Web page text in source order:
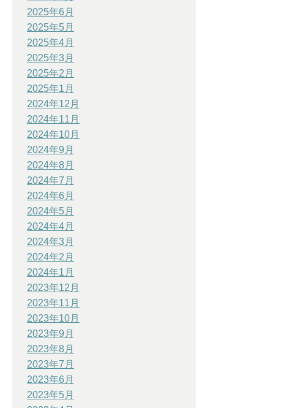
2025年6月
2025年5月
2025年4月
2025年3月
2025年2月
2025年1月
2024年12月
2024年11月
2024年10月
2024年9月
2024年8月
2024年7月
2024年6月
2024年5月
2024年4月
2024年3月
2024年2月
2024年1月
2023年12月
2023年11月
2023年10月
2023年9月
2023年8月
2023年7月
2023年6月
2023年5月